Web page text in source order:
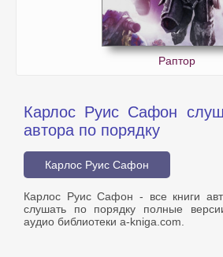
Раптор
Карлос Руис Сафон
автора по порядку
Карлос Руис Сафон
Карлос Руис Сафон - все книги
слушать по порядку полные
аудио библиотеки a-kniga.com.